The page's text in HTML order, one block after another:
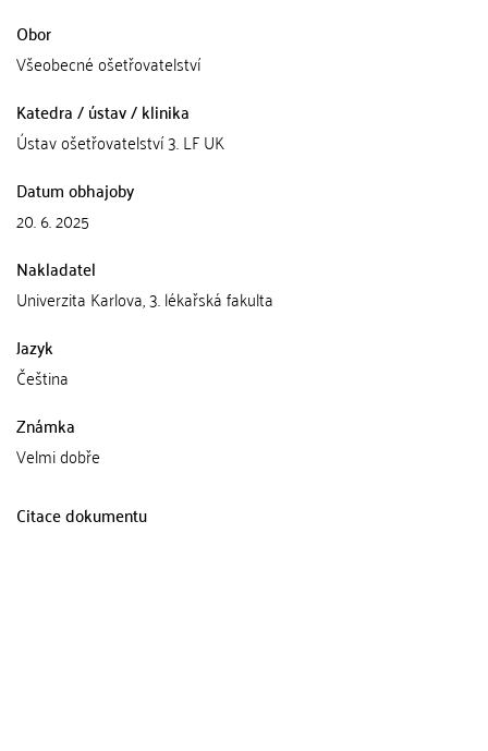
Obor
Všeobecné ošetřovatelství
Katedra / ústav / klinika
Ústav ošetřovatelství 3. LF UK
Datum obhajoby
20. 6. 2025
Nakladatel
Univerzita Karlova, 3. lékařská fakulta
Jazyk
Čeština
Známka
Velmi dobře
Citace dokumentu